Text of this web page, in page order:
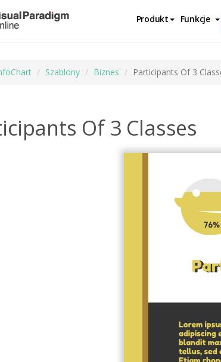
Produkt Funkcje
Szablony Biznes Participants Of 3
Of 3 Classes